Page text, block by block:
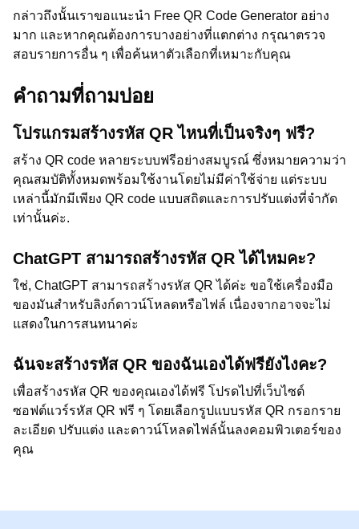
กล่าวถึงนั้นเราขอแนะนำ Free QR Code Generator อย่าง
มาก และหากคุณต้องการบางอย่างที่แตกต่าง กรุณาตรวจ
สอบรายการอื่น ๆ เพื่อค้นหาตัวเลือกที่เหมาะกับคุณ
คำถามที่ถามบ่อย
โปรแกรมสร้างรหัส QR ไหนที่เป็นจริงๆ ฟรี?
สร้าง QR code หลายระบบฟรีอย่างสมบูรณ์ ซึ่งหมายความว่า
คุณสมบัติทั้งหมดพร้อมใช้งานโดยไม่มีค่าใช้จ่าย แต่ระบบ
เหล่านี้มักมีเพียง QR code แบบสถิตและการปรับแต่งที่จำกัด
เท่านั้นค่ะ.
ChatGPT สามารถสร้างรหัส QR ได้ไหมคะ?
ใช่, ChatGPT สามารถสร้างรหัส QR ได้ค่ะ ขอใช้เครื่องมือ
ของมันสำหรับลิงก์ดาวน์โหลดหรือไฟล์ เนื่องจากอาจจะไม่
แสดงในการสนทนาค่ะ
ฉันจะสร้างรหัส QR ของฉันเองได้ฟรียังไงคะ?
เพื่อสร้างรหัส QR ของคุณเองได้ฟรี โปรดไปที่เว็บไซต์
ซอฟต์แวร์รหัส QR ฟรี ๆ โดยเลือกรูปแบบรหัส QR กรอกราย
ละเอียด ปรับแต่ง และดาวน์โหลดไฟล์นั้นลงคอมพิวเตอร์ของ
คุณ